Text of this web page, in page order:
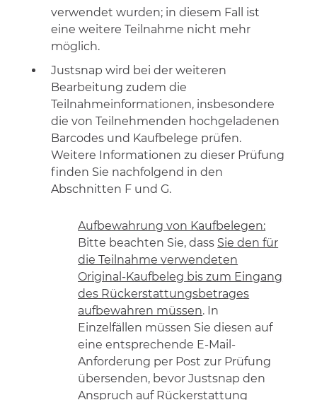
verwendet wurden; in diesem Fall ist
eine weitere Teilnahme nicht mehr
möglich.
Justsnap wird bei der weiteren
Bearbeitung zudem die
Teilnahmeinformationen, insbesondere
die von Teilnehmenden hochgeladenen
Barcodes und Kaufbelege prüfen.
Weitere Informationen zu dieser Prüfung
finden Sie nachfolgend in den
Abschnitten F und G.
Aufbewahrung von Kaufbelegen:
Bitte beachten Sie, dass Sie den für
die Teilnahme verwendeten
Original-Kaufbeleg bis zum Eingang
des Rückerstattungsbetrages
aufbewahren müssen. In
Einzelfällen müssen Sie diesen auf
eine entsprechende E-Mail-
Anforderung per Post zur Prüfung
übersenden, bevor Justsnap den
Anspruch auf Rückerstattung